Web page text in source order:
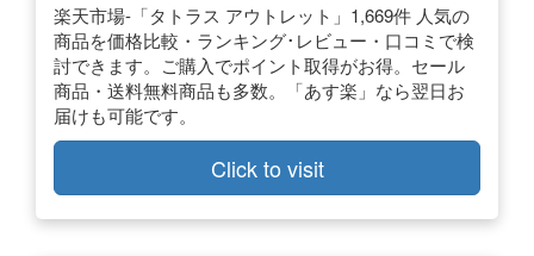
楽天市場-「タトラス アウトレット」1,669件 人気の
商品を価格比較・ランキング･レビュー・口コミで検
討できます。ご購入でポイント取得がお得。セール
商品・送料無料商品も多数。「あす楽」なら翌日お
届けも可能です。
Click to visit